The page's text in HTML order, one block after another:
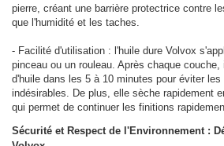
pierre, créant une barrière protectrice contre
que l'humidité et les taches.
- Facilité d'utilisation : l'huile dure Volvox
pinceau ou un rouleau. Après chaque
d'huile dans les 5 à 10 minutes pour éviter
indésirables. De plus, elle sèche rapidement
qui permet de continuer les finitions
Sécurité et Respect de l'Environnement :